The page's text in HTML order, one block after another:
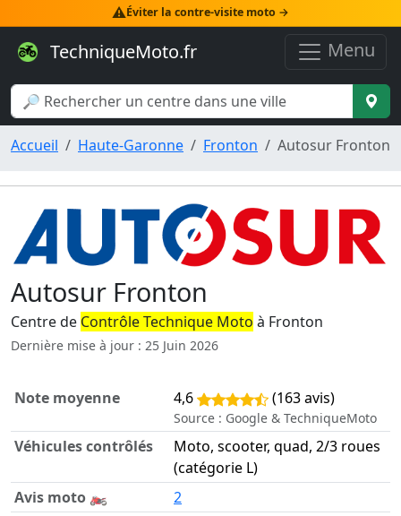
⚠️Éviter la contre-visite moto →
TechniqueMoto.fr Menu
Accueil Haute-Garonne Fronton Autosur Fronton
Autosur Fronton
Centre de Contrôle Technique Moto à Fronton
Dernière mise à jour : 25 Juin 2026
Note moyenne 4,6 (163 avis)
Source : Google & TechniqueMoto
Véhicules contrôlés
Moto, scooter, quad, 2/3 roues
(catégorie L)
Avis moto 🏍️
2